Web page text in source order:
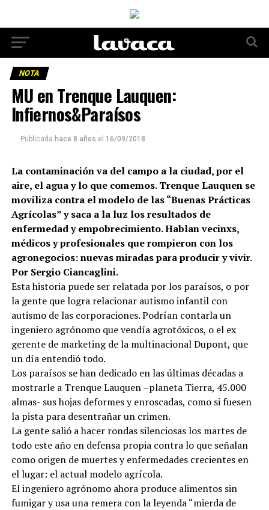
NOTA
MU en Trenque Lauquen:
Infiernos&Paraísos
Publicada hace 8 años el 16/09/2018
La contaminación va del campo a la ciudad, por el
aire, el agua y lo que comemos. Trenque Lauquen se
moviliza contra el modelo de las “Buenas Prácticas
Agrícolas” y saca a la luz los resultados de
enfermedad y empobrecimiento. Hablan vecinxs,
médicos y profesionales que rompieron con los
agronegocios: nuevas miradas para producir y vivir.
Por Sergio Ciancaglini.
Esta historia puede ser relatada por los paraísos, o por
la gente que logra relacionar autismo infantil con
autismo de las corporaciones. Podrían contarla un
ingeniero agrónomo que vendía agrotóxicos, o el ex
gerente de marketing de la multinacional Dupont, que
un día entendió todo.
Los paraísos se han dedicado en las últimas décadas a
mostrarle a Trenque Lauquen –planeta Tierra, 45.000
almas- sus hojas deformes y enroscadas, como si fuesen
la pista para desentrañar un crimen.
La gente salió a hacer rondas silenciosas los martes de
todo este año en defensa propia contra lo que señalan
como origen de muertes y enfermedades crecientes en
el lugar: el actual modelo agrícola.
El ingeniero agrónomo ahora produce alimentos sin
fumigar y usa una remera con la leyenda “mierda de